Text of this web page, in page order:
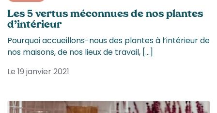
Les 5 vertus méconnues de nos plantes
d’intérieur
Pourquoi accueillons-nous des plantes à l’intérieur de
nos maisons, de nos lieux de travail, […]
Le 19 janvier 2021